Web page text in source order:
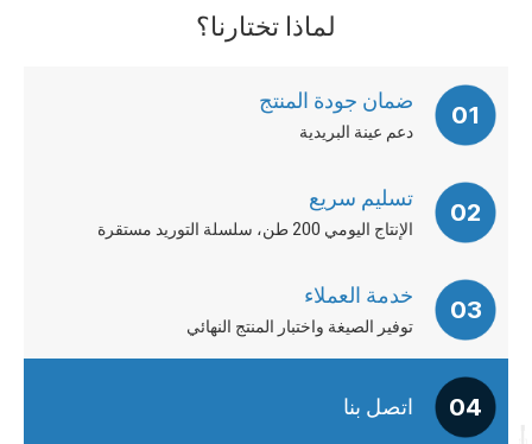
لماذا تختارنا؟
01
ضمان جودة المنتج
دعم عينة البريدية
02
تسليم سريع
الإنتاج اليومي 200 طن، سلسلة التوريد مستقرة
03
خدمة العملاء
توفير الصيغة واختبار المنتج النهائي
04 اتصل بنا